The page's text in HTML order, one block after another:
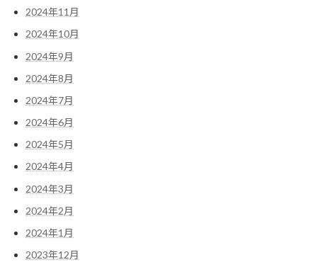
2024年11月
2024年10月
2024年9月
2024年8月
2024年7月
2024年6月
2024年5月
2024年4月
2024年3月
2024年2月
2024年1月
2023年12月